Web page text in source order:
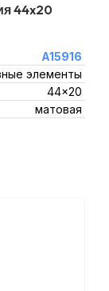
44x20
A15916
элементы
44x20
матовая